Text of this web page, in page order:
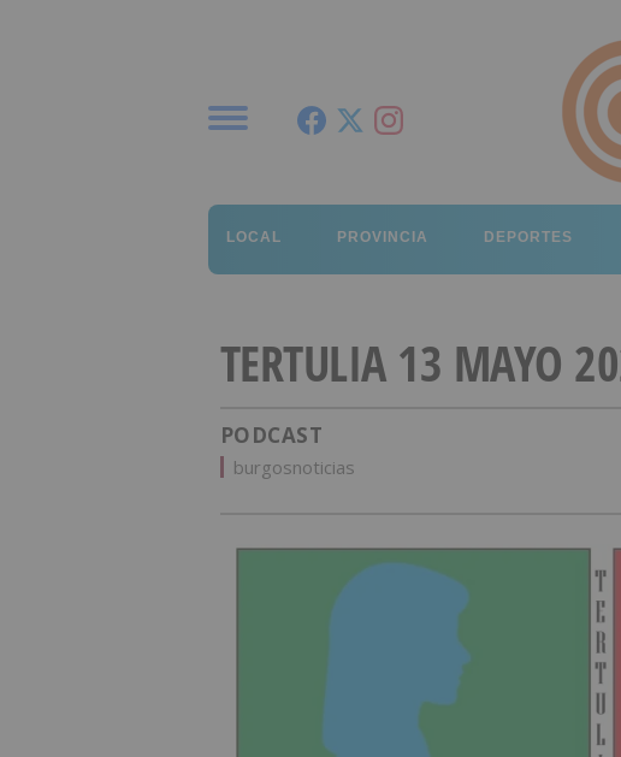
LOCAL PROVINCIA DEPORTES
TERTULIA 13 MAYO
PODCAST
burgosnoticias